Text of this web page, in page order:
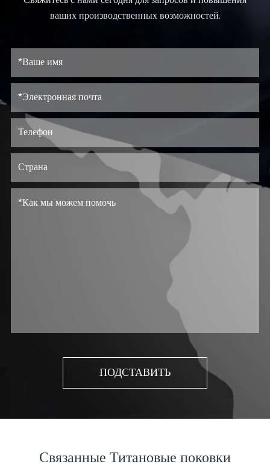
ваших производственных возможностей.
ПОДСТАВИТЬ
Связанные Титановые поковки